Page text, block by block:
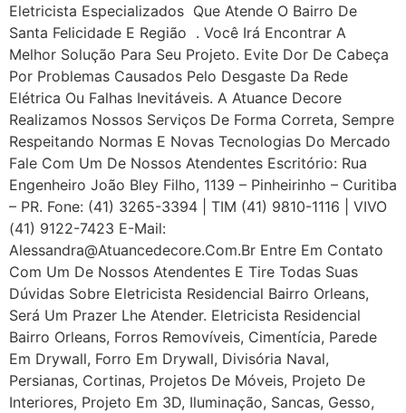
Eletricista Especializados Que Atende O Bairro De
Santa Felicidade E Região . Você Irá Encontrar A
Melhor Solução Para Seu Projeto. Evite Dor De Cabeça
Por Problemas Causados Pelo Desgaste Da Rede
Elétrica Ou Falhas Inevitáveis. A Atuance Decore
Realizamos Nossos Serviços De Forma Correta, Sempre
Respeitando Normas E Novas Tecnologias Do Mercado
Fale Com Um De Nossos Atendentes Escritório: Rua
Engenheiro João Bley Filho, 1139 – Pinheirinho – Curitiba
– PR. Fone: (41) 3265-3394 | TIM (41) 9810-1116 | VIVO
(41) 9122-7423 E-Mail:
Alessandra@atuancedecore.com.br Entre Em Contato
Com Um De Nossos Atendentes E Tire Todas Suas
Dúvidas Sobre Eletricista Residencial Bairro Orleans,
Será Um Prazer Lhe Atender. Eletricista Residencial
Bairro Orleans, Forros Removíveis, Cimentícia, Parede
Em Drywall, Forro Em Drywall, Divisória Naval,
Persianas, Cortinas, Projetos De Móveis, Projeto De
Interiores, Projeto Em 3D, Iluminação, Sancas, Gesso,